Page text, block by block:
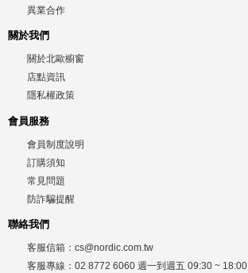
異業合作
關於我們
關於北歐櫥窗
店點資訊
隱私權政策
會員服務
會員制度說明
訂購須知
常見問題
防詐騙提醒
聯絡我們
客服信箱： cs@nordic.com.tw
客服專線： 02 8772 6060 週一到週五 09:30 ~ 18:00